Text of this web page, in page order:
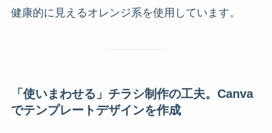
健康的に見えるオレンジ系を使用しています。
「使いまわせる」チラシ制作の工夫。Canva
でテンプレートデザインを作成